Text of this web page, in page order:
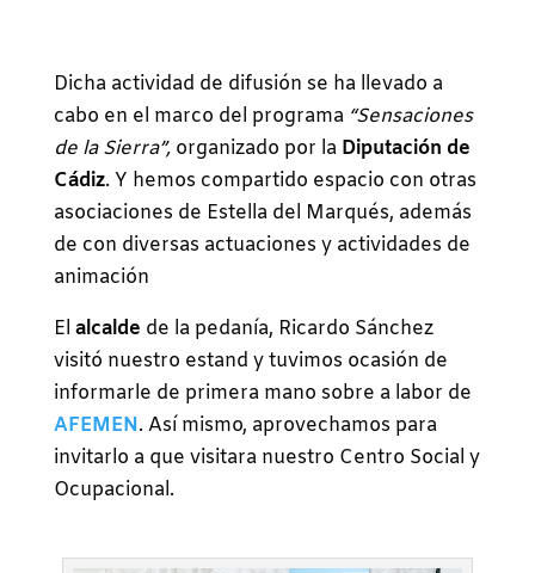
Dicha actividad de difusión se ha llevado a
cabo en el marco del programa “Sensaciones
de la Sierra”,organizado por la Diputación de
Cádiz. Y hemos compartido espacio con otras
asociaciones de Estella del Marqués, además
de con diversas actuaciones y actividades de
animación
El alcalde de la pedanía, Ricardo Sánchez
visitó nuestro estand y tuvimos ocasión de
informarle de primera mano sobre a labor de
AFEMEN. Así mismo, aprovechamos para
invitarlo a que visitara nuestro Centro Social y
Ocupacional.